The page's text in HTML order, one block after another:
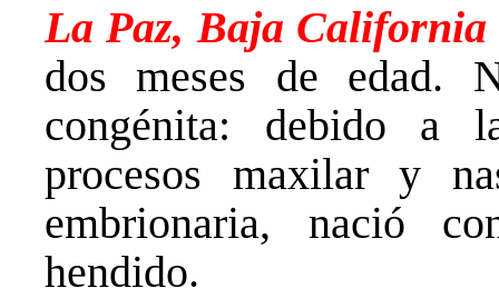
La Paz, Baja
dos meses de edad.
congénita: debido a
procesos maxilar y
embrionaria, nació
hendido.